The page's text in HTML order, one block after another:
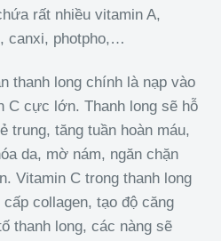
rất nhiều vitamin A,
canxi, photpho,…
thanh long chính là nạp vào
C cực lớn. Thanh long sẽ hỗ
trung, tăng tuần hoàn máu,
da, mờ nám, ngăn chặn
Vitamin C trong thanh long
collagen, tạo độ căng
thanh long, các nàng sẽ